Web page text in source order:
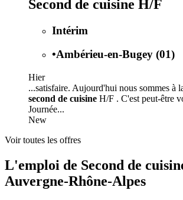
Second de cuisine H/F
Intérim
•Ambérieu-en-Bugey (01)
Hier
...satisfaire. Aujourd'hui nous sommes à
second de cuisine H/F . C'est peut-être
Journée...
New
Voir toutes les offres
L'emploi de Second de
Auvergne-Rhône-Alpes